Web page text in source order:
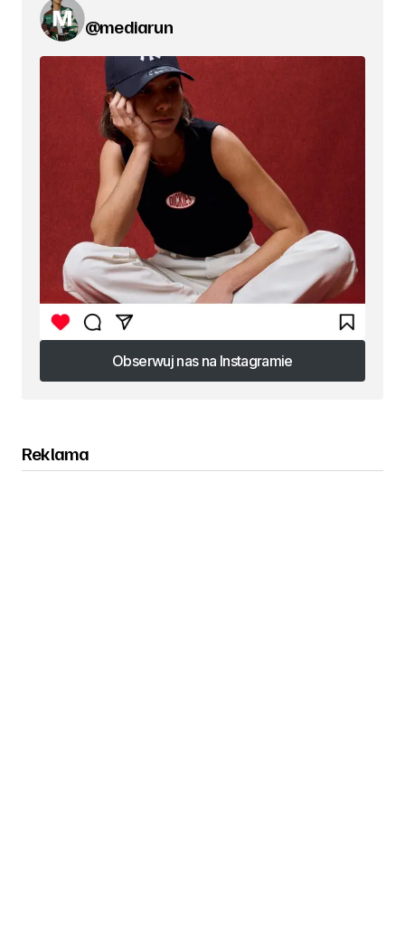
@mediarun
Obserwuj nas na Instagramie
Obserwuj nas na Instagramie
Reklama